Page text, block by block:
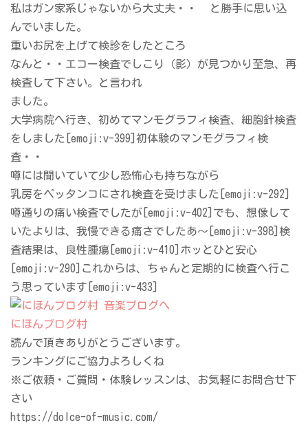
私はガン家系じゃないから大丈夫・・
と勝手に思い込
んでいました。
重いお尻を上げて検診をしたところ
なんと・・エコー検査でしこり（影）が見つかり至急、再
検査して下さい。と言われ
ました。
大学病院へ行き、初めてマンモグラフィ検査、細胞針検査
をしました[emoji:v-399]初体験のマンモグラフィ検
査・・
噂には聞いていて少し恐怖心も持ちながら
乳房をペッタンコにされ検査を受けました[emoji:v-292]
噂通りの痛い検査でしたが[emoji:v-402]でも、想像して
いたよりは、我慢できる痛さでしたあ～[emoji:v-398]検
査結果は、良性腫瘍[emoji:v-410]ホッとひと安心
[emoji:v-290]これからは、ちゃんと定期的に検査へ行こ
う思っています[emoji:v-433]
にほんブログ村
読んで頂きありがとうございます。
ランキングにご協力よろしくね
※ご依頼・ご質問・体験レッスンは、お気軽にお問合せ下
さい
https://dolce-of-music.com/